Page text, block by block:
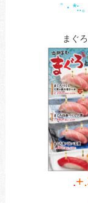
゜・*:.
まぐ
.